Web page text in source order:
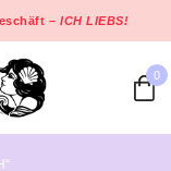
–ICH LIEBS!
0